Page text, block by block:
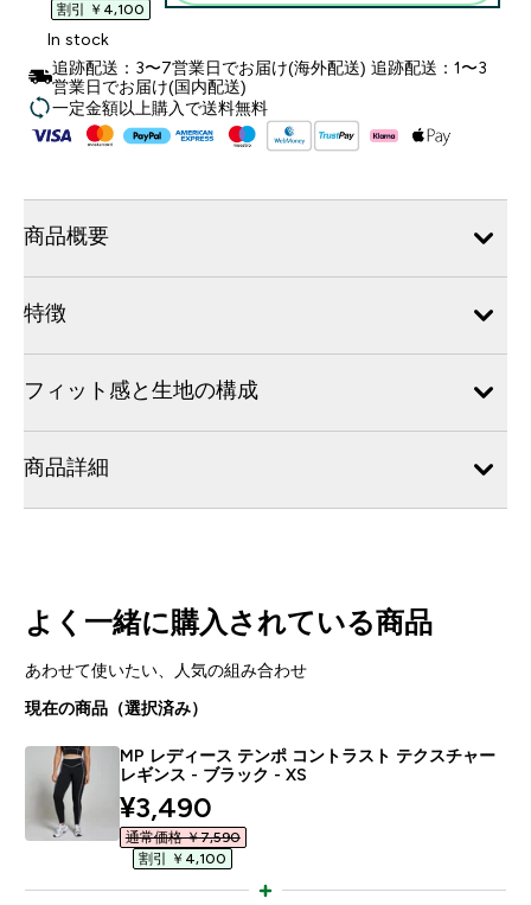
割引 ￥4,100‎
In stock
追跡配送：3〜7営業日でお届け(海外配送) 追跡配送：1〜3
営業日でお届け(国内配送)
一定金額以上購入で送料無料
商品概要
特徴
フィット感と生地の構成
商品詳細
よく一緒に購入されている商品
あわせて使いたい、人気の組み合わせ
現在の商品（選択済み）
MP レディース テンポ コントラスト テクスチャー
レギンス - ブラック - XS
discounted price
¥3,490‎
通常価格 ￥7,590‎
割引 ￥4,100‎